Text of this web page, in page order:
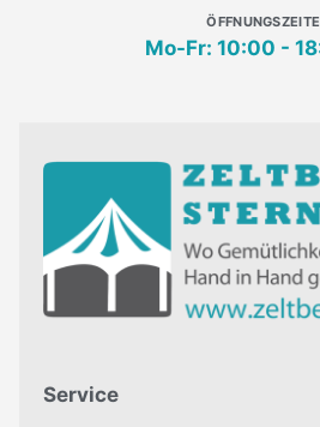
Mo-Fr: 10:00 -
Service